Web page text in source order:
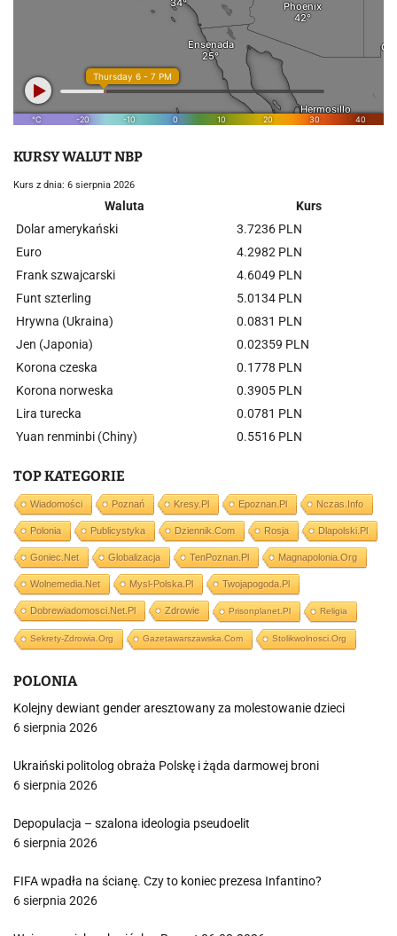
KURSY WALUT NBP
Kurs z dnia: 6 sierpnia 2026
Waluta
Kurs
Dolar amerykański
3.7236 PLN
Euro
4.2982 PLN
Frank szwajcarski
4.6049 PLN
Funt szterling
5.0134 PLN
Hrywna (Ukraina)
0.0831 PLN
Jen (Japonia)
0.02359 PLN
Korona czeska
0.1778 PLN
Korona norweska
0.3905 PLN
Lira turecka
0.0781 PLN
Yuan renminbi (Chiny)
0.5516 PLN
TOP KATEGORIE
Wiadomości Poznań Kresy.pl Epoznan.pl Nczas.info
Polonia Publicystyka Dziennik.com Rosja Dlapolski.pl
Goniec.net Globalizacja TenPoznan.pl Magnapolonia.org
Wolnemedia.net Mysl-Polska.pl Twojapogoda.pl
Dobrewiadomosci.net.pl Zdrowie Prisonplanet.pl Religia
Sekrety-Zdrowia.org Gazetawarszawska.com Stolikwolnosci.org
POLONIA
Kolejny dewiant gender aresztowany za molestowanie dzieci
6 sierpnia 2026
Ukraiński politolog obraża Polskę i żąda darmowej broni
6 sierpnia 2026
Depopulacja – szalona ideologia pseudoelit
6 sierpnia 2026
FIFA wpadła na ścianę. Czy to koniec prezesa Infantino?
6 sierpnia 2026